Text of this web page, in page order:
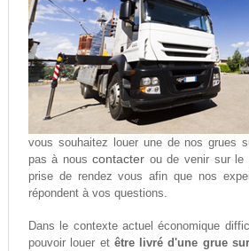
vous souhaitez louer une de nos grues
pas à nouscontacter ou de venir sur le
prise de rendez vous afin que nos
répondent à vos questions.
Dans le contexte actuel économique
pouvoir louer et être livré d'une grue